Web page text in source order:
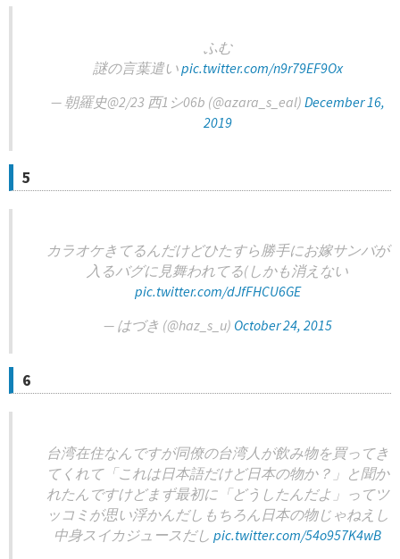
ふむ
謎の言葉遣いpic.twitter.com/n9r79EF9Ox
— 朝羅史@2/23 西1シ06b (@azara_s_eal) December 16,
2019
5
カラオケきてるんだけどひたすら勝手にお嫁サンバが
入るバグに見舞われてる(しかも消えない
pic.twitter.com/dJfFHCU6GE
— はづき (@haz_s_u) October 24, 2015
6
台湾在住なんですが同僚の台湾人が飲み物を買ってき
てくれて「これは日本語だけど日本の物か？」と聞か
れたんですけどまず最初に「どうしたんだよ」ってツ
ッコミが思い浮かんだしもちろん日本の物じゃねえし
中身スイカジュースだし pic.twitter.com/54o957K4wB